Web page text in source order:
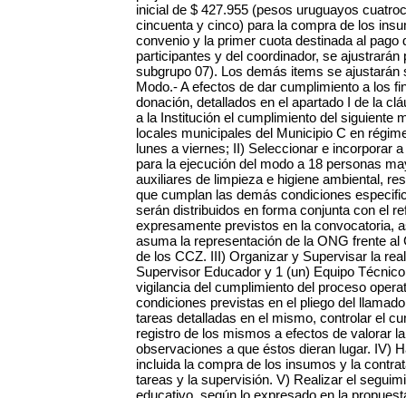
inicial de $ 427.955 (pesos uruguayos
cincuenta y cinco) para la compra de los
convenio y la primer cuota destinada al
participantes y del coordinador, se
subgrupo 07). Los demás items se
Modo.- A efectos de dar cumplimiento a los
donación, detallados en el apartado I de la
a la Institución el cumplimiento del siguiente
locales municipales del Municipio C en
lunes a viernes; II) Seleccionar e incorporar
para la ejecución del modo a 18 personas
auxiliares de limpieza e higiene ambiental,
que cumplan las demás condiciones
serán distribuidos en forma conjunta con el
expresamente previstos en la convocatoria,
asuma la representación de la ONG frente
de los CCZ. III) Organizar y Supervisar la
Supervisor Educador y 1 (un) Equipo
vigilancia del cumplimiento del proceso
condiciones previstas en el pliego del
tareas detalladas en el mismo, controlar el
registro de los mismos a efectos de valorar
observaciones a que éstos dieran lugar. IV)
incluida la compra de los insumos y la
tareas y la supervisión. V) Realizar el
educativo, según lo expresado en la